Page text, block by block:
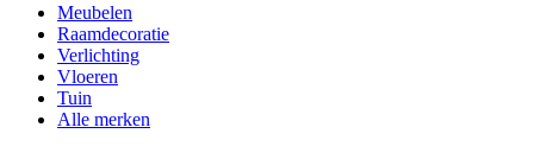
Meubelen
Raamdecoratie
Verlichting
Vloeren
Tuin
Alle merken